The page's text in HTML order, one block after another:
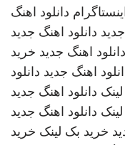
دانلود اهنگ
دانلود اهنگ جدید
دانلود اهنگ جدید خرید
اهنگ جدید دانلود
دانلود اهنگ جدید
دانلود اهنگ جدید
خرید بک لینک خرید